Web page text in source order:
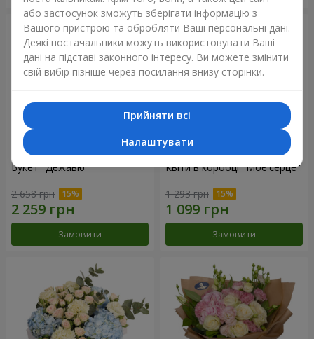
Букет "Дежавю"
2 658 грн
Замовити
Квіти в коробці "Моє серце"
1 293 грн
Замовити
або застосунок зможуть зберігати інформацію з
Вашого пристрою та обробляти Ваші персональні дані.
Деякі постачальники можуть використовувати Ваші
дані на підставі законного інтересу. Ви можете змінити
свій вибір пізніше через посилання внизу сторінки.
Прийняти всі
Налаштувати